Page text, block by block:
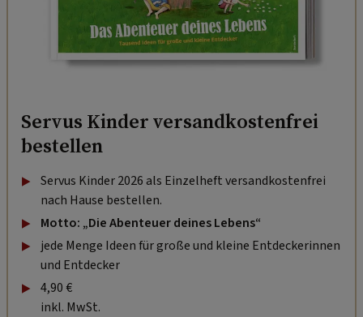
Servus Kinder versandkostenfrei
bestellen
Servus Kinder 2026 als Einzelheft versandkostenfrei
nach Hause bestellen.
Motto: „Die Abenteuer deines Lebens“
jede Menge Ideen für große und kleine Entdeckerinnen
und Entdecker
4,90 €
inkl. MwSt.